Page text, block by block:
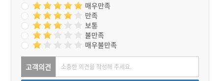
매우만족
만족
보통
불만족
매우불만족
고객의견